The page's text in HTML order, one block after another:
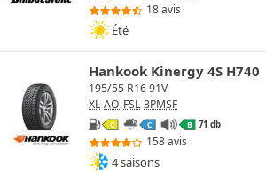
18 avis
Été
Hankook Kinergy 4S H740
195/55 R16 91V
XL AO FSL 3PMSF
C C B 71 db
158 avis
4 saisons